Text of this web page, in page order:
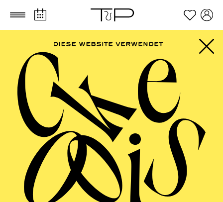
Zum Hauptinhalt springen Zum Footer springen
FILTER
SEPTEMBER 2026
PHILHARMONIE ESSEN
Freitag
04.09.2026
20:00 - 23:00
Alfried Krupp Saal